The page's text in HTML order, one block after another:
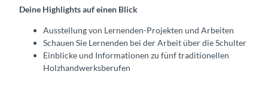
Deine Highlights auf einen Blick
Ausstellung von Lernenden-Projekten und Arbeiten
Schauen Sie Lernenden bei der Arbeit über die Schulter
Einblicke und Informationen zu fünf traditionellen
Holzhandwerksberufen